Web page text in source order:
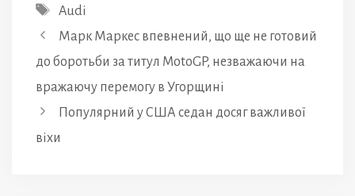
Позначки
Audi
Марк Маркес впевнений, що ще не готовий
до боротьби за титул MotoGP, незважаючи на
вражаючу перемогу в Угорщині
Популярний у США седан досяг важливої
віхи